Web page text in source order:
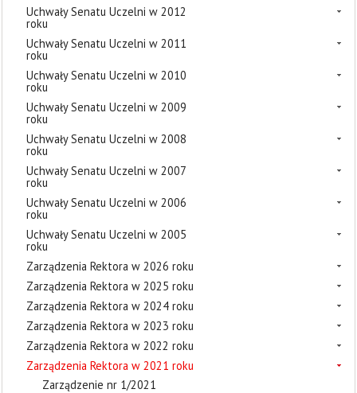
Uchwały Senatu Uczelni w 2012
roku
Uchwały Senatu Uczelni w 2011
roku
Uchwały Senatu Uczelni w 2010
roku
Uchwały Senatu Uczelni w 2009
roku
Uchwały Senatu Uczelni w 2008
roku
Uchwały Senatu Uczelni w 2007
roku
Uchwały Senatu Uczelni w 2006
roku
Uchwały Senatu Uczelni w 2005
roku
Zarządzenia Rektora w 2026 roku
Zarządzenia Rektora w 2025 roku
Zarządzenia Rektora w 2024 roku
Zarządzenia Rektora w 2023 roku
Zarządzenia Rektora w 2022 roku
Zarządzenia Rektora w 2021 roku
Zarządzenie nr 1/2021